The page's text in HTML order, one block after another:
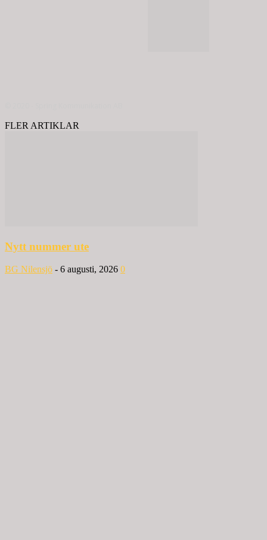
FLER ARTIKLAR
Nytt nummer ute
BG Nilensjö - 6 augusti, 2026 0